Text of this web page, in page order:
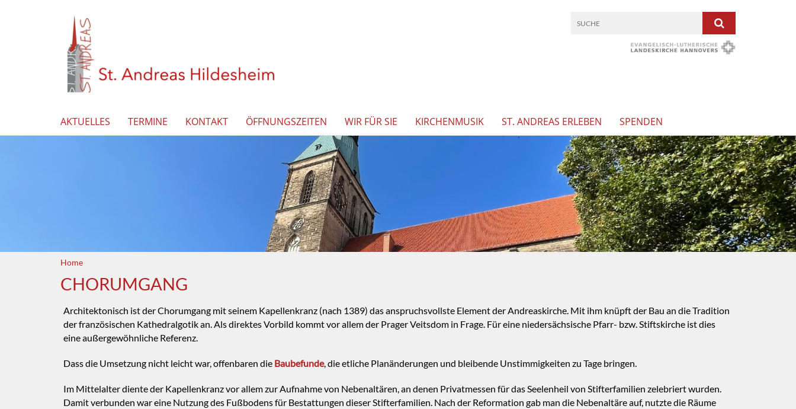
AKTUELLES TERMINE KONTAKT ÖFFNUNGSZEITEN WIR FÜR SIE KIRCHENMUSIK ST. ANDREAS ERLEBEN SPENDEN
Home
CHORUMGANG
Architektonisch ist der Chorumgang mit seinem Kapellenkranz (nach 1389) das anspruchsvollste Element der Andreaskirche. Mit ihm knüpft der Bau an die Tradition
der französischen Kathedralgotik an. Als direktes Vorbild kommt vor allem der Prager Veitsdom in Frage. Für eine niedersächsische Pfarr- bzw. Stiftskirche ist dies
eine außergewöhnliche Referenz.
Dass die Umsetzung nicht leicht war, offenbaren die Baubefunde, dieetliche Planänderungen und bleibende Unstimmigkeiten zu Tage bringen.
Im Mittelalter diente der Kapellenkranz vor allem zur Aufnahme von Nebenaltären, an denen Privatmessen für das Seelenheil von Stifterfamilien zelebriert wurden.
Damit verbunden war eine Nutzung des Fußbodens für Bestattungen dieser Stifterfamilien. Nach der Reformation gab man die Nebenaltäre auf, nutzte die Räume